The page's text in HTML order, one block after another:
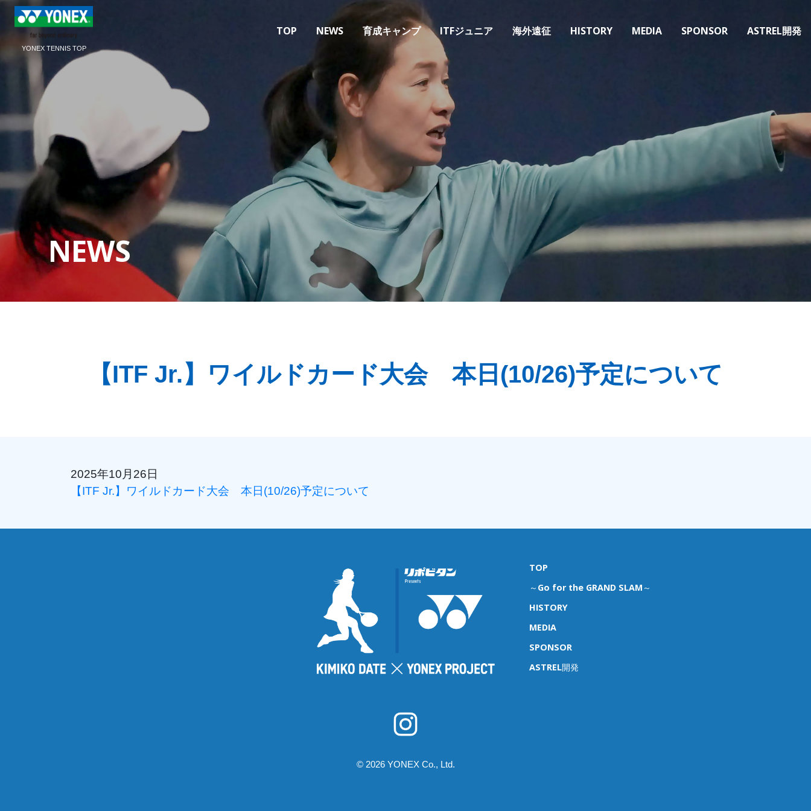
YONEX TENNIS TOP
TOP NEWS 育成キャンプ ITFジュニア 海外遠征 HISTORY MEDIA SPONSOR ASTREL開発
NEWS
【ITF Jr.】ワイルドカード大会 本日(10/26)予定について
2025年10月26日
【ITF Jr.】ワイルドカード大会 本日(10/26)予定について
TOP
～Go for the GRAND SLAM～
HISTORY
MEDIA
SPONSOR
ASTREL開発
© 2026 YONEX Co., Ltd.